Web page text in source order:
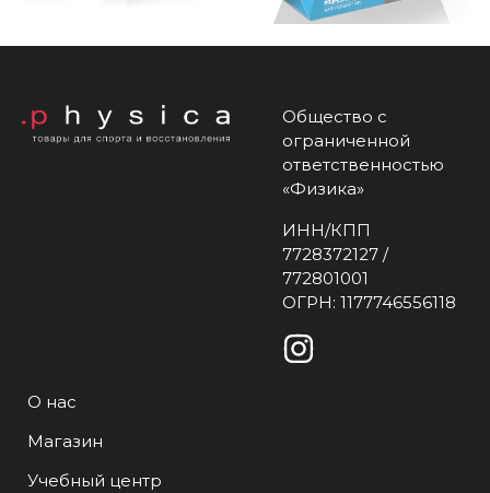
Общество с
ограниченной
ответственностью
«Физика»
ИНН/КПП
7728372127 /
772801001
ОГРН: 1177746556118
О нас
Магазин
Учебный центр